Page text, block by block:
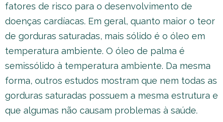
fatores de risco para o desenvolvimento de
doenças cardíacas. Em geral, quanto maior o teor
de gorduras saturadas, mais sólido é o óleo em
temperatura ambiente. O óleo de palma é
semissólido à temperatura ambiente. Da mesma
forma, outros estudos mostram que nem todas as
gorduras saturadas possuem a mesma estrutura e
que algumas não causam problemas à saúde.